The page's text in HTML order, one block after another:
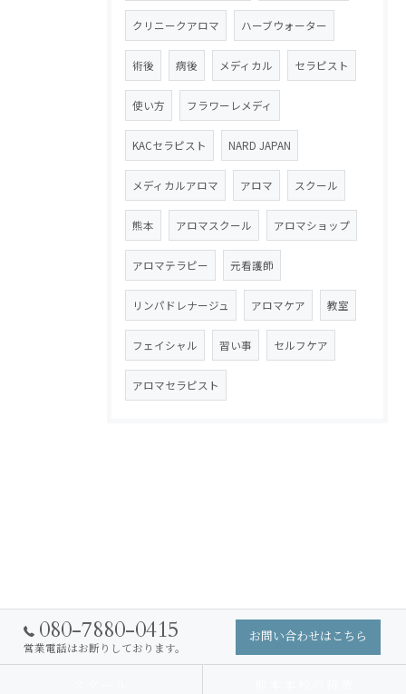
クリニークアロマ ハーブウォーター
術後 病後 メディカル セラピスト
使い方 フラワーレメディ
KACセラピスト NARD JAPAN
メディカルアロマ アロマ スクール
熊本 アロマスクール アロマショップ
アロマテラピー 元看護師
リンパドレナージュ アロマケア 教室
フェイシャル 習い事 セルフケア
アロマセラピスト
080-7880-0415
営業電話はお断りしております。
お問い合わせはこちら